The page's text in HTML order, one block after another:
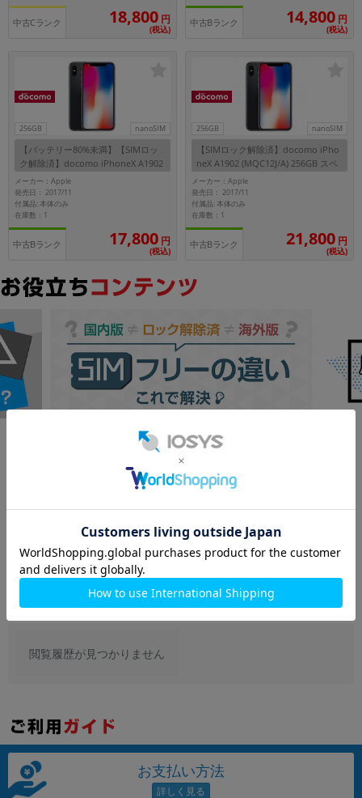
中古Cランク 18,800 円
(税込)
中古Bランク 14,800 円
(税込)
256GB nanoSIM
【バッテリー80%未満】【SIMロッ
ク解除済】docomo iPhoneX A1902
(MQC12J/A) 256GB スペースグレイ
メーカー：Apple
発売日： 2017/11
付属品: 本体のみ
在庫数：1
中古Bランク 17,800 円
(税込)
256GB nanoSIM
【SIMロック解除済】docomo iPho
neX A1902 (MQC12J/A) 256GB スペ
ースグレイ
メーカー：Apple
発売日： 2017/11
付属品: 本体のみ
在庫数：1
中古Bランク 21,800 円
(税込)
Googleレビュー
9,520件(12/24時点)
4.7
満足度 4.7！実際のレビューを見る
閲覧履歴が見つかりません
お支払い方法
円
発売日
年 月 から
月 まで
各項目のチェックボックスは「or検索」となります。
ただし機能別のみ「and検索」となります。